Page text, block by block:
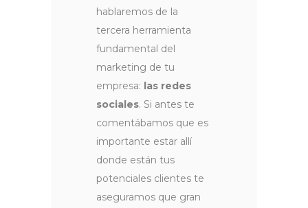
hablaremos de la
tercera herramienta
fundamental del
marketing de tu
empresa: las redes
sociales. Si antes te
comentábamos que es
importante estar allí
donde están tus
potenciales clientes te
aseguramos que gran